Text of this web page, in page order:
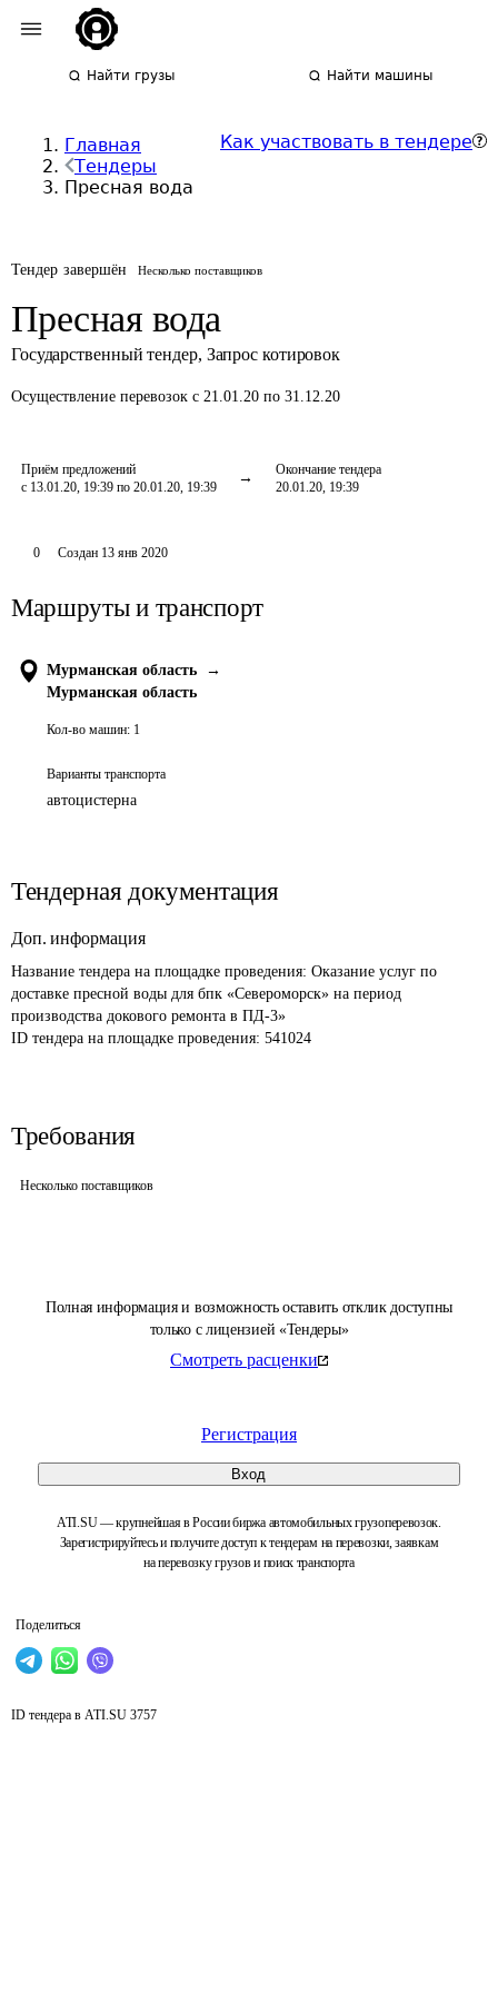
Найти грузы Найти машины
Главная
Тендеры
Пресная вода
Как участвовать в тендере
Тендер завершён Несколько поставщиков
Пресная вода
Государственный тендер, Запрос котировок
Осуществление перевозок с 21.01.20 по 31.12.20
Приём предложений
с 13.01.20, 19:39 по 20.01.20, 19:39
Окончание тендера
20.01.20, 19:39
Полная информация и возможность оставить отклик доступны
только с лицензией «Тендеры»
Смотреть расценки
Регистрация
Вход
ATI.SU — крупнейшая в России биржа автомобильных грузоперевозок.
Зарегистрируйтесь и получите доступ к тендерам на перевозки, заявкам
на перевозку грузов и поиск транспорта
Поделиться
0 Создан 13 янв 2020
Маршруты и транспорт
Мурманская область
→
Мурманская область
Кол-во машин: 1
Варианты транспорта
автоцистерна
Тендерная документация
Доп. информация
Название тендера на площадке проведения: Оказание услуг по
доставке пресной воды для бпк «Североморск» на период
производства докового ремонта в ПД-3»
ID тендера на площадке проведения: 541024
Требования
Несколько поставщиков
ID тендера в ATI.SU 3757